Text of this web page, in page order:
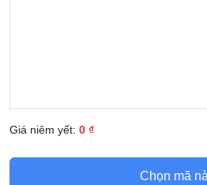
Giá niêm yết: 0 ₫
Chọn mã